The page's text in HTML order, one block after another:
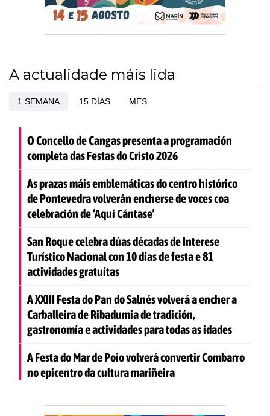
A actualidade máis lida
1 SEMANA 15 DÍAS MES
O Concello de Cangas presenta a programación
completa das Festas do Cristo 2026
As prazas máis emblemáticas do centro histórico
de Pontevedra volverán encherse de voces coa
celebración de ‘Aquí Cántase’
San Roque celebra dúas décadas de Interese
Turístico Nacional con 10 días de festa e 81
actividades gratuítas
A XXIII Festa do Pan do Salnés volverá a encher a
Carballeira de Ribadumia de tradición,
gastronomía e actividades para todas as idades
A Festa do Mar de Poio volverá convertir Combarro
no epicentro da cultura mariñeira